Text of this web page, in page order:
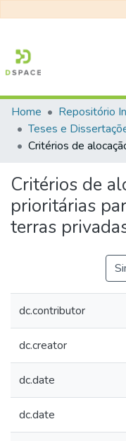
Communities &
All of DSpace
Statistics
Home
Critérios de
prioritárias
terras
dc.contributor
dc.creator
dc.date
dc.date